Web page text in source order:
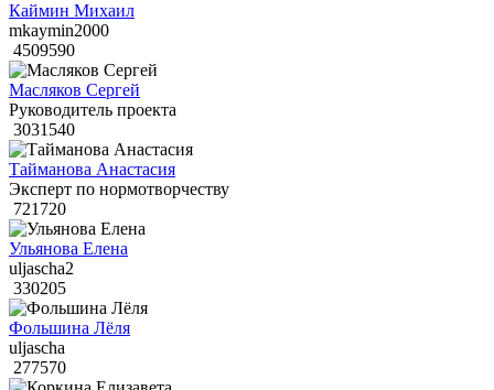
Каймин Михаил
mkaymin2000
4509590
Масляков Сергей
Руководитель проекта
3031540
Тайманова Анастасия
Эксперт по нормотворчеству
721720
Ульянова Елена
uljascha2
330205
Фольшина Лёля
uljascha
277570